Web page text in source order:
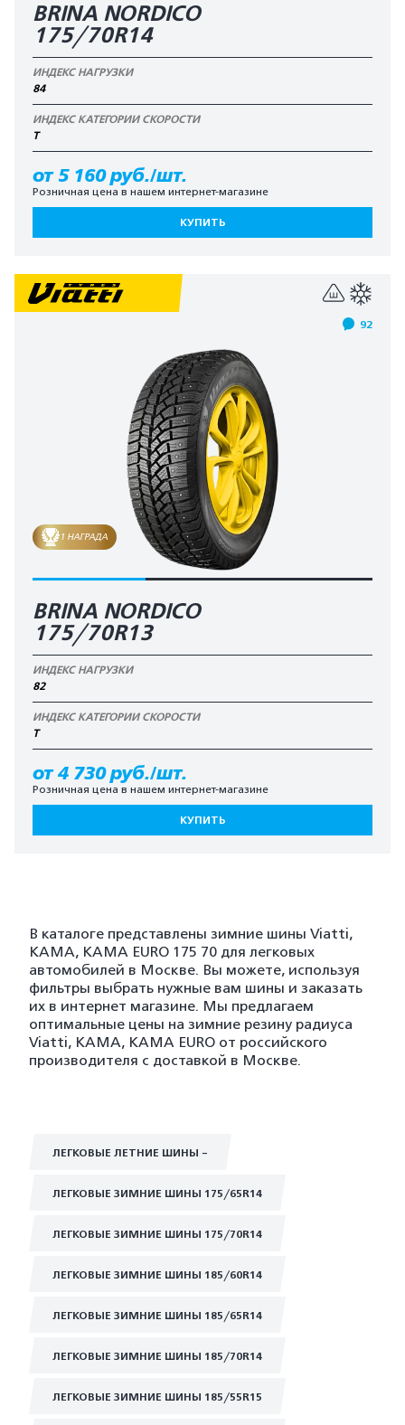
BRINA NORDICO
175/70R14
ИНДЕКС НАГРУЗКИ
84
ИНДЕКС КАТЕГОРИИ СКОРОСТИ
T
от 5 160 руб./шт.
Розничная цена в нашем интернет-магазине
КУПИТЬ
92
1 НАГРАДА
BRINA NORDICO
175/70R13
ИНДЕКС НАГРУЗКИ
82
ИНДЕКС КАТЕГОРИИ СКОРОСТИ
T
от 4 730 руб./шт.
Розничная цена в нашем интернет-магазине
КУПИТЬ
В каталоге представлены зимние шины Viatti,
KAMA, KAMA EURO 175 70 для легковых
автомобилей в Москве. Вы можете, используя
фильтры выбрать нужные вам шины и заказать
их в интернет магазине. Мы предлагаем
оптимальные цены на зимние резину радиуса
Viatti, KAMA, KAMA EURO от российского
производителя с доставкой в Москве.
ЛЕГКОВЫЕ ЛЕТНИЕ ШИНЫ -
ЛЕГКОВЫЕ ЗИМНИЕ ШИНЫ 175/65R14
ЛЕГКОВЫЕ ЗИМНИЕ ШИНЫ 175/70R14
ЛЕГКОВЫЕ ЗИМНИЕ ШИНЫ 185/60R14
ЛЕГКОВЫЕ ЗИМНИЕ ШИНЫ 185/65R14
ЛЕГКОВЫЕ ЗИМНИЕ ШИНЫ 185/70R14
ЛЕГКОВЫЕ ЗИМНИЕ ШИНЫ 185/55R15